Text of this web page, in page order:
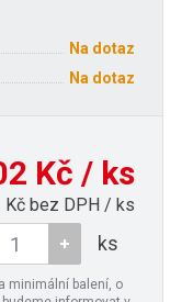
Na dotaz
Na dotaz
Kč / ks
Kč bez DPH / ks
ks
minimální balení, o